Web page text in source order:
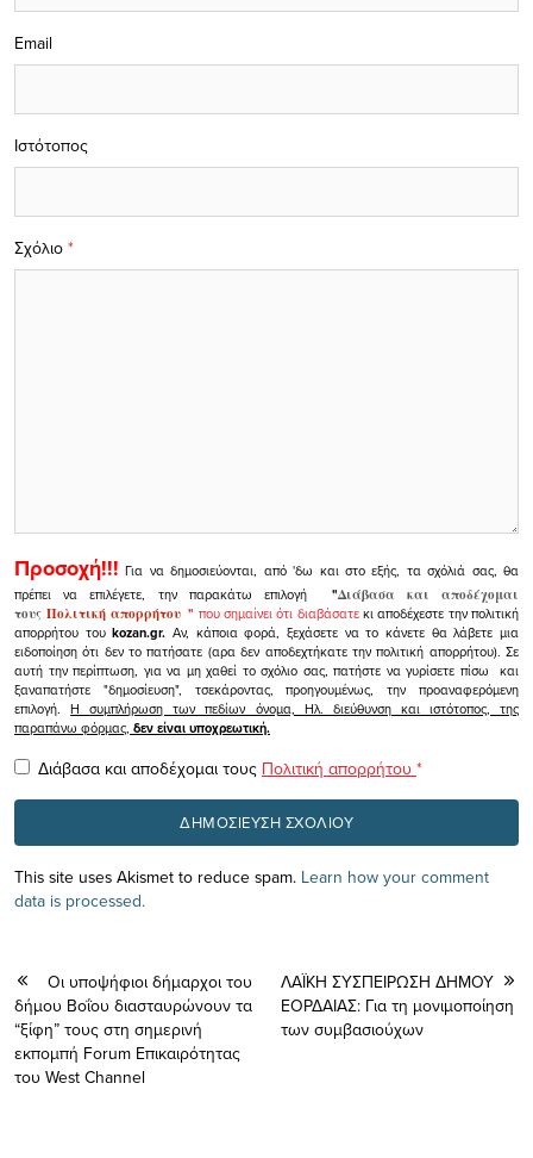
Σχόλιο *
Email
Ιστότοπος
Προσοχή!!! Για να δημοσιεύονται, από 'δω και στο εξής, τα σχόλιά σας, θα
πρέπει να επιλέγετε, την παρακάτω επιλογή
"Διάβασα και αποδέχομαι
τουςΠολιτική απορρήτου" που σημαίνει ότι διαβάσατεκι αποδέχεστε την πολιτική
απορρήτου τουkozan.gr. Αν, κάποια φορά, ξεχάσετε να το κάνετε θα λάβετε μια
ειδοποίηση ότι δεν το πατήσατε (αρα δεν αποδεχτήκατε την πολιτική απορρήτου). Σε
αυτή την περίπτωση, για να μη χαθεί το σχόλιο σας, πατήστε να γυρίσετε πίσω και
ξαναπατήστε "δημοσίευση", τσεκάροντας, προηγουμένως, την προαναφερόμενη
επιλογή.Η συμπλήρωση των πεδίων όνομα, Ηλ. διεύθυνση και ιστότοπος, της
παραπάνω φόρμας, δεν είναι υποχρεωτική.
Διάβασα και αποδέχομαι τους Πολιτική απορρήτου *
This site uses Akismet to reduce spam. Learn how your comment
data is processed.
Οι υποψήφιοι δήμαρχοι του
δήμου Βοΐου διασταυρώνουν τα
“ξίφη” τους στη σημερινή
εκπομπή Forum Επικαιρότητας
του West Channel
ΛΑΪΚΗ ΣΥΣΠΕΙΡΩΣΗ ΔΗΜΟΥ
ΕΟΡΔΑΙΑΣ: Για τη μονιμοποίηση
των συμβασιούχων